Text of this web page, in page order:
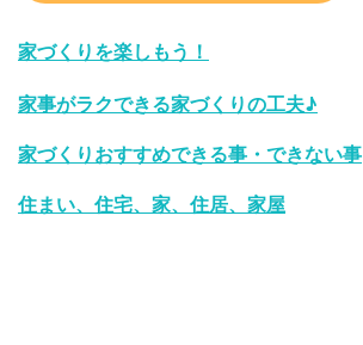
家づくりを楽しもう！
家事がラクできる家づくりの工夫♪
家づくりおすすめできる事・できない事
住まい、住宅、家、住居、家屋